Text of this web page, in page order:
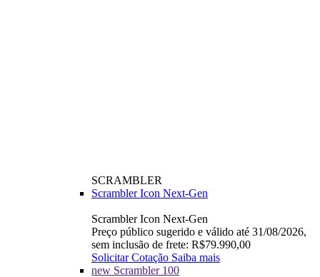
SCRAMBLER
Scrambler Icon Next-Gen
Scrambler Icon Next-Gen
Preço público sugerido e válido até 31/08/2026,
sem inclusão de frete: R$79.990,00
Solicitar Cotação Saiba mais
new Scrambler 100